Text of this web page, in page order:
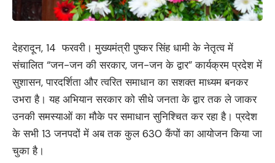
देहरादून, 14 फरवरी। मुख्यमंत्री पुष्कर सिंह धामी के नेतृत्व में
संचालित “जन-जन की सरकार, जन-जन के द्वार” कार्यक्रम प्रदेश में
सुशासन, पारदर्शिता और त्वरित समाधान का सशक्त माध्यम बनकर
उभरा है। यह अभियान सरकार को सीधे जनता के द्वार तक ले जाकर
उनकी समस्याओं का मौके पर समाधान सुनिश्चित कर रहा है। प्रदेश
के सभी 13 जनपदों में अब तक कुल 630 कैंपों का आयोजन किया जा
चुका है।